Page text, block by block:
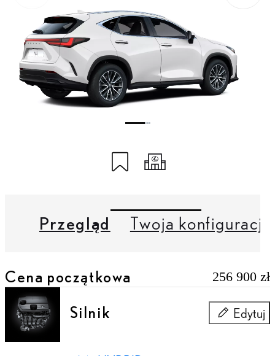
Zapisz na koncie My Lexus
Przegląd Twoja konfiguracja
Cena początkowa 256 900 zł
Silnik Edytuj
Silnik